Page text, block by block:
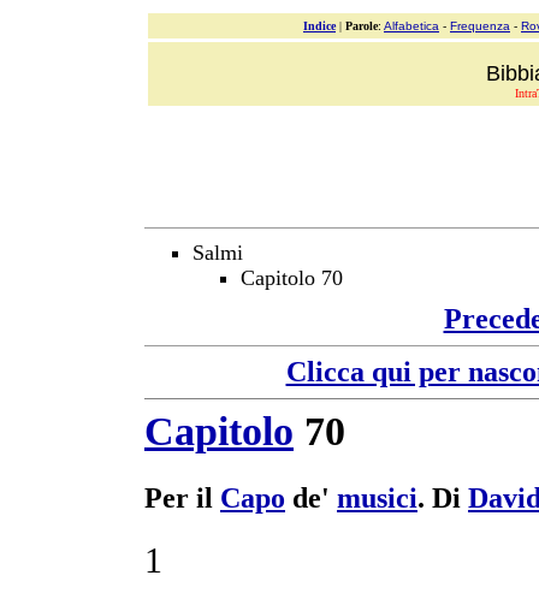
Indice| Parole: Alfabetica - Frequenza -
Salmi
Capitolo 70
Clicca qui per
Capitolo 70
Per il Capo de' musici. Di
1